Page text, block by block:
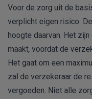
Voor de zorg uit de
verplicht eigen risico.
hoogte daarvan. Het
maakt, voordat de
Het gaat om een
zal de verzekeraar de
vergoeden. Niet alle